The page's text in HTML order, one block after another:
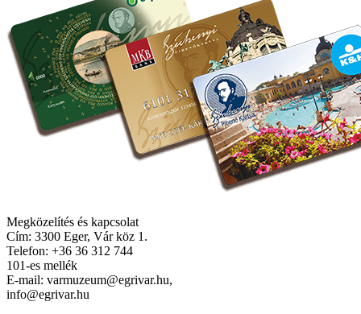
Megközelítés és kapcsolat
Cím: 3300 Eger, Vár köz 1.
Telefon: +36 36 312 744
101-es mellék
E-mail: varmuzeum@egrivar.hu,
info@egrivar.hu